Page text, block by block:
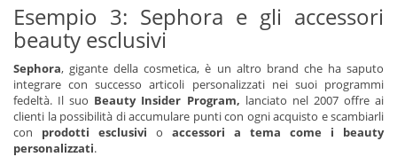
Esempio 3: Sephora e gli accessori
beauty esclusivi
Sephora, gigante della cosmetica, è un altro brand che ha saputo
integrare con successo articoli personalizzati nei suoi programmi
fedeltà. Il suo Beauty Insider Program, lanciato nel 2007 offre ai
clienti la possibilità di accumulare punti con ogni acquisto e scambiarli
con prodotti esclusivi o accessori a tema come i beauty
personalizzati.